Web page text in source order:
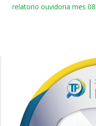
relatorio ouvidoria mes